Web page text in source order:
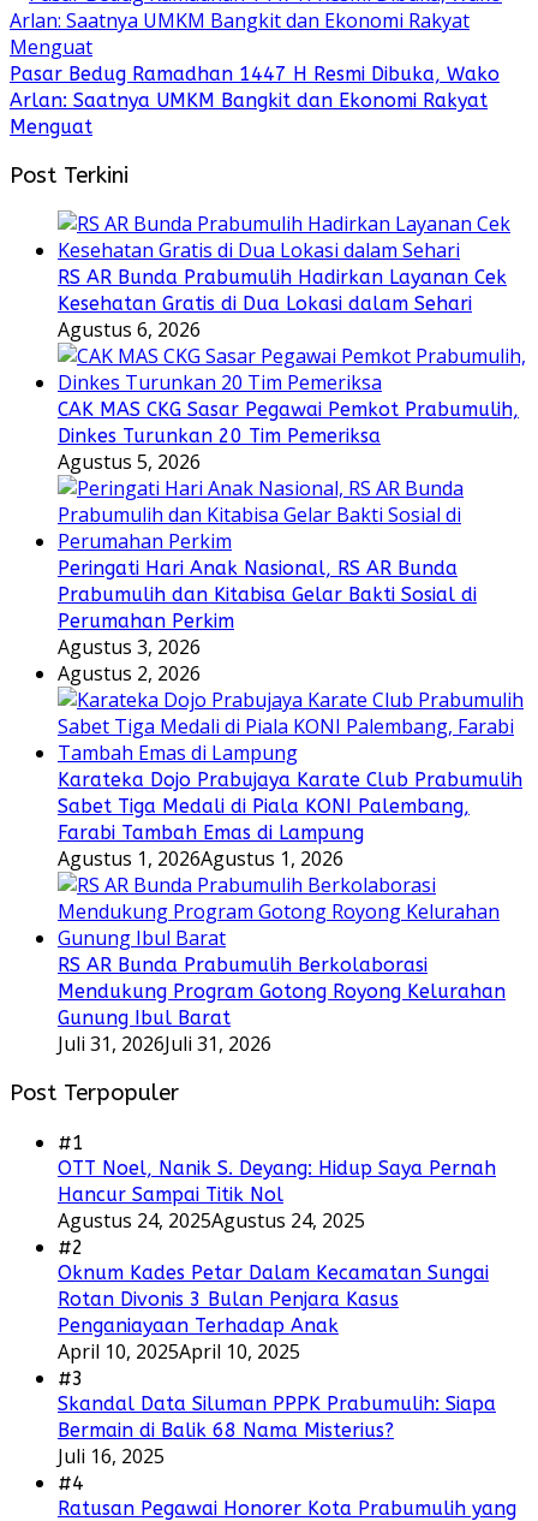
Pasar Bedug Ramadhan 1447 H Resmi Dibuka, Wako
Arlan: Saatnya UMKM Bangkit dan Ekonomi Rakyat
Menguat
Post Terkini
RS AR Bunda Prabumulih Hadirkan Layanan Cek
Kesehatan Gratis di Dua Lokasi dalam Sehari
Agustus 6, 2026
CAK MAS CKG Sasar Pegawai Pemkot Prabumulih,
Dinkes Turunkan 20 Tim Pemeriksa
Agustus 5, 2026
Peringati Hari Anak Nasional, RS AR Bunda
Prabumulih dan Kitabisa Gelar Bakti Sosial di
Perumahan Perkim
Agustus 3, 2026
Agustus 2, 2026
Karateka Dojo Prabujaya Karate Club Prabumulih
Sabet Tiga Medali di Piala KONI Palembang,
Farabi Tambah Emas di Lampung
Agustus 1, 2026Agustus 1, 2026
RS AR Bunda Prabumulih Berkolaborasi
Mendukung Program Gotong Royong Kelurahan
Gunung Ibul Barat
Juli 31, 2026Juli 31, 2026
Post Terpopuler
#1
OTT Noel, Nanik S. Deyang: Hidup Saya Pernah
Hancur Sampai Titik Nol
Agustus 24, 2025Agustus 24, 2025
#2
Oknum Kades Petar Dalam Kecamatan Sungai
Rotan Divonis 3 Bulan Penjara Kasus
Penganiayaan Terhadap Anak
April 10, 2025April 10, 2025
#3
Skandal Data Siluman PPPK Prabumulih: Siapa
Bermain di Balik 68 Nama Misterius?
Juli 16, 2025
#4
Ratusan Pegawai Honorer Kota Prabumulih yang